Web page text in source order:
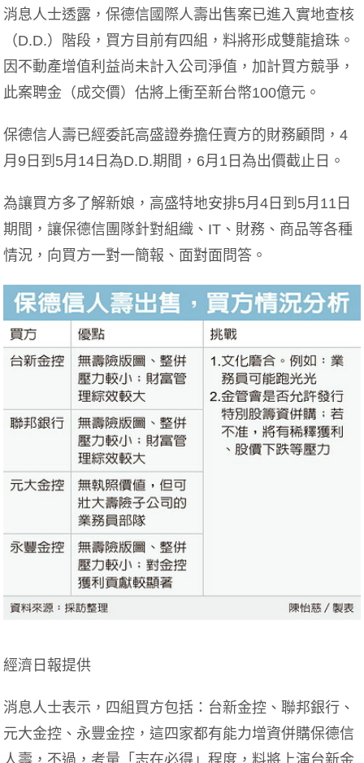
消息人士透露，保德信國際人壽出售案已進入實地查核
（D.D.）階段，買方目前有四組，料將形成雙龍搶珠。
因不動產增值利益尚未計入公司淨值，加計買方競爭，
此案聘金（成交價）估將上衝至新台幣100億元。
保德信人壽已經委託高盛證券擔任賣方的財務顧問，4
月9日到5月14日為D.D.期間，6月1日為出價截止日。
為讓買方多了解新娘，高盛特地安排5月4日到5月11日
期間，讓保德信團隊針對組織、IT、財務、商品等各種
情況，向買方一對一簡報、面對面問答。
經濟日報提供
消息人士表示，四組買方包括：台新金控、聯邦銀行、
元大金控、永豐金控，這四家都有能力增資併購保德信